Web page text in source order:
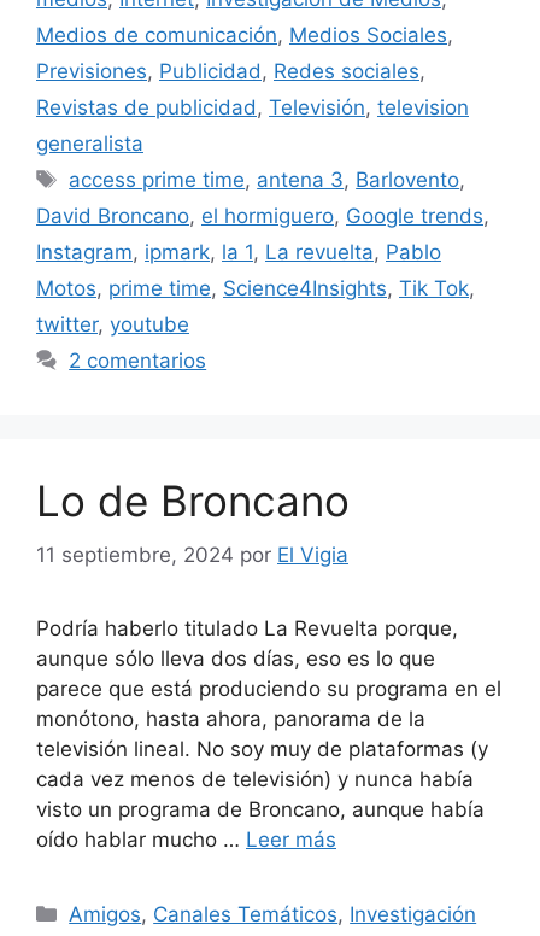
Medios de comunicación, Medios Sociales,
Previsiones, Publicidad, Redes sociales,
Revistas de publicidad, Televisión, television
generalista
Etiquetas
access prime time, antena 3, Barlovento,
David Broncano, el hormiguero, Google trends,
Instagram, ipmark, la 1, La revuelta, Pablo
Motos, prime time, Science4Insights, Tik Tok,
twitter, youtube
2 comentarios
Lo de Broncano
11 septiembre, 2024 por El Vigia
Podría haberlo titulado La Revuelta porque,
aunque sólo lleva dos días, eso es lo que
parece que está produciendo su programa en el
monótono, hasta ahora, panorama de la
televisión lineal. No soy muy de plataformas (y
cada vez menos de televisión) y nunca había
visto un programa de Broncano, aunque había
oído hablar mucho … Leer más
Categorías
Amigos, Canales Temáticos, Investigación